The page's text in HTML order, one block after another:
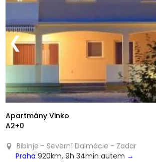
❮
Apartmány Vinko
A2+0
Bibinje - Severní Dalmácie - Zadar
Praha 920km, 9h 34min autem →